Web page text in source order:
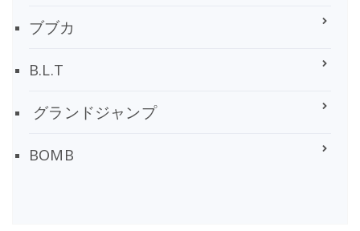
ブブカ
B.L.T
グランドジャンプ
BOMB